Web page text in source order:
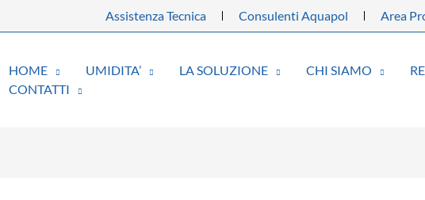
Assistenza Tecnica Consulenti Aquapol Area
HOME UMIDITA’ LA SOLUZIONE CHI SIAMO
CONTATTI